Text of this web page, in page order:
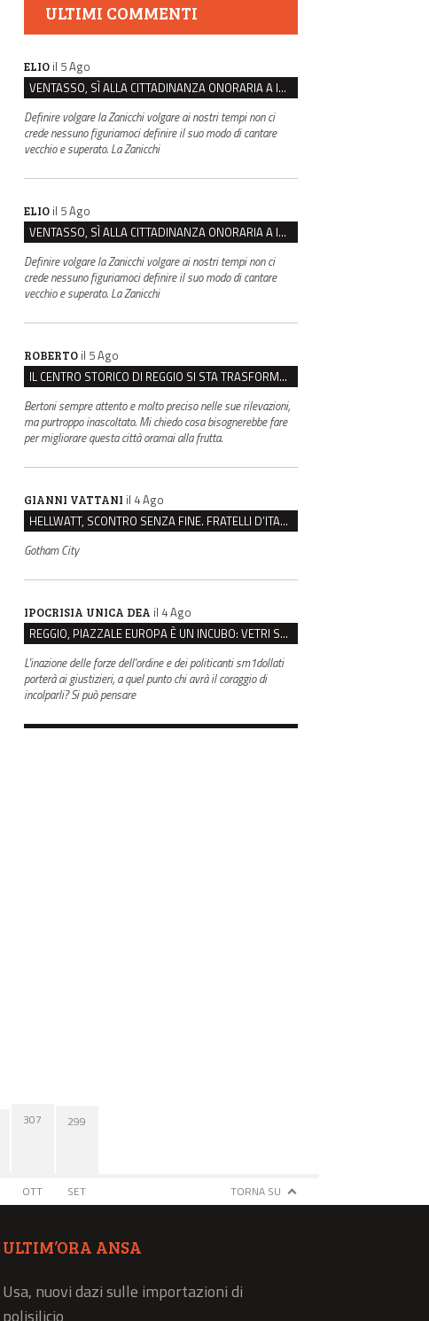
ULTIMI COMMENTI
ELIO il 5 Ago
VENTASSO, SÌ ALLA CITTADINANZA ONORARIA A IVA ZANICCHI. MA BARGIACCHI: “È DI PESSIMO GUSTO”
Definire volgare la Zanicchi volgare ai nostri tempi non ci
crede nessuno figuriamoci definire il suo modo di cantare
vecchio e superato. La Zanicchi
ELIO il 5 Ago
VENTASSO, SÌ ALLA CITTADINANZA ONORARIA A IVA ZANICCHI. MA BARGIACCHI: “È DI PESSIMO GUSTO”
Definire volgare la Zanicchi volgare ai nostri tempi non ci
crede nessuno figuriamoci definire il suo modo di cantare
vecchio e superato. La Zanicchi
ROBERTO il 5 Ago
IL CENTRO STORICO DI REGGIO SI STA TRASFORMANDO, E NON IN MEGLIO
Bertoni sempre attento e molto preciso nelle sue rilevazioni,
ma purtroppo inascoltato. Mi chiedo cosa bisognerebbe fare
per migliorare questa città oramai alla frutta.
GIANNI VATTANI il 4 Ago
HELLWATT, SCONTRO SENZA FINE. FRATELLI D’ITALIA: “MILANI PORTA DOCUMENTI, DE FRANCO INSULTI”
Gotham City
IPOCRISIA UNICA DEA il 4 Ago
REGGIO, PIAZZALE EUROPA È UN INCUBO: VETRI SPACCATI E FURTI SULLE AUTO IN SOSTA
L'inazione delle forze dell'ordine e dei politicanti sm1dollati
porterà ai giustizieri, a quel punto chi avrà il coraggio di
incolparli? Si può pensare
307
OTT
299
SET TORNA SU
ULTIM’ORA ANSA
Usa, nuovi dazi sulle importazioni di